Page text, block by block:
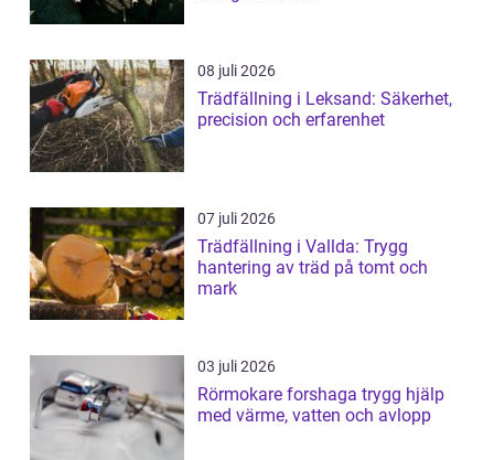
08 juli 2026
Trädfällning i Leksand: Säkerhet,
precision och erfarenhet
07 juli 2026
Trädfällning i Vallda: Trygg
hantering av träd på tomt och
mark
03 juli 2026
Rörmokare forshaga trygg hjälp
med värme, vatten och avlopp